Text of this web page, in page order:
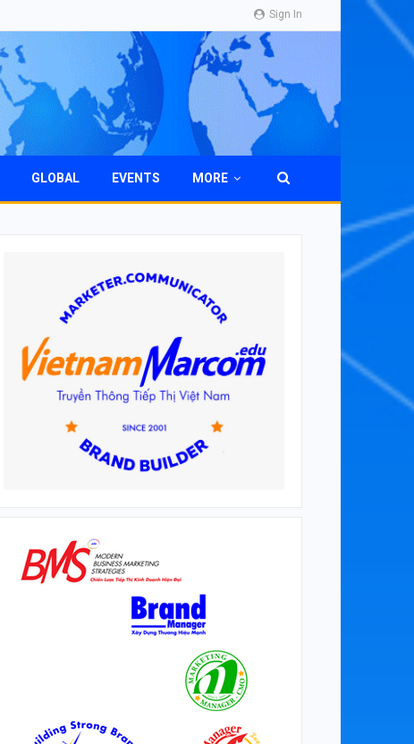
Sign In
GLOBAL EVENTS MORE